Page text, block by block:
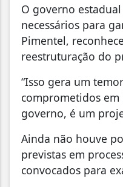
O governo
necessários para
Pimentel,
reestruturação do
“Isso gera um
comprometidos em
governo, é um
Ainda não houve
previstas em
convocados para